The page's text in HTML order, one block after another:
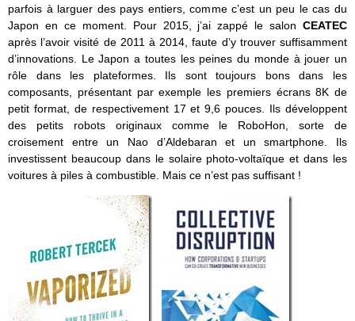
parfois à larguer des pays entiers, comme c’est un peu le cas du
Japon en ce moment. Pour 2015, j’ai zappé le salon CEATEC
après l’avoir visité de 2011 à 2014, faute d’y trouver suffisamment
d’innovations. Le Japon a toutes les peines du monde à jouer un
rôle dans les plateformes. Ils sont toujours bons dans les
composants, présentant par exemple les premiers écrans 8K de
petit format, de respectivement 17 et 9,6 pouces. Ils développent
des petits robots originaux comme le RoboHon, sorte de
croisement entre un Nao d’Aldebaran et un smartphone. Ils
investissent beaucoup dans le solaire photo-voltaïque et dans les
voitures à piles à combustible. Mais ce n’est pas suffisant !